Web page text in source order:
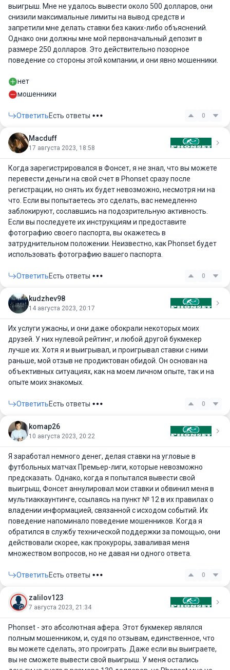
выигрыш. Мне не удалось вывести около 500 долларов, они
снизили максимальные лимиты на вывод средств и
запретили мне делать ставки без каких-либо объяснений.
Однако они должны мне мой первоначальный депозит в
размере 250 долларов. Это действительно позорное
поведение со стороны этой компании, и они явно мошенники.
нет
мошенники
ОтветитьЕсть ответы 0
Macduff
17 августа 2023, 18:58
Когда зарегистрировался в Фонсет, я не знал, что вы можете
перевести деньги на свой счет в Phonset сразу после
регистрации, но снять их будет невозможно, несмотря ни на
что. Если вы попытаетесь это сделать, вас немедленно
заблокируют, сославшись на подозрительную активность.
Если вы последуете их инструкциям и предоставите
фотографию своего паспорта, вы окажетесь в
затруднительном положении. Неизвестно, как Phonset будет
использовать фотографию вашего паспорта.
ОтветитьЕсть ответы 0
kudzhev98
14 августа 2023, 20:17
Их услуги ужасны, и они даже обокрали некоторых моих
друзей. У них нулевой рейтинг, и любой другой букмекер
лучше их. Хотя я и выигрывал, и проигрывал ставки с ними
раньше, мой отзыв не продиктован обидой. Он основан на
объективных ситуациях, как на моем личном опыте, так и на
опыте моих знакомых.
ОтветитьЕсть ответы 0
komap26
10 августа 2023, 20:22
Я заработал немного денег, делая ставки на угловые в
футбольных матчах Премьер-лиги, которые невозможно
предсказать. Однако, когда я попытался вывести свой
выигрыш, Фонсет аннулировал мои ставки и обвинил меня в
мультиаккаунтинге, ссылаясь на пункт № 12 в их правилах о
владении информацией, связанной с исходом событий. Их
поведение напоминало поведение мошенников. Когда я
обратился в службу технической поддержки за помощью, они
действовали скорее, как прокуроры, заваливая меня
множеством вопросов, но не давая ни одного ответа.
ОтветитьЕсть ответы 0
zalilov123
7 августа 2023, 21:34
Phonset - это абсолютная афера. Этот букмекер являлся
полным мошенником, и, судя по отзывам, единственное, что
вы можете сделать, это проиграть. Даже если вы выиграете,
вы не сможете вывести свой выигрыш. У меня остались